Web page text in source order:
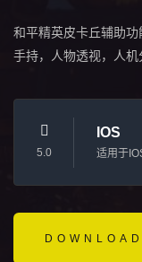
和平精英皮卡丘辅助
手持，人物透视，人机
5.0
IOS
适用于